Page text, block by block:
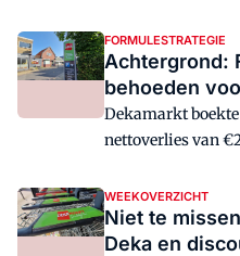
miljoen, meldt de
FORMULESTRATEGIE
Achtergrond:
behoeden
Dekamarkt
nettoverlies van
verbazing. Al
niet goed gaat
werkelijk zo?
WEEKOVERZICHT
Niet te
Deka en